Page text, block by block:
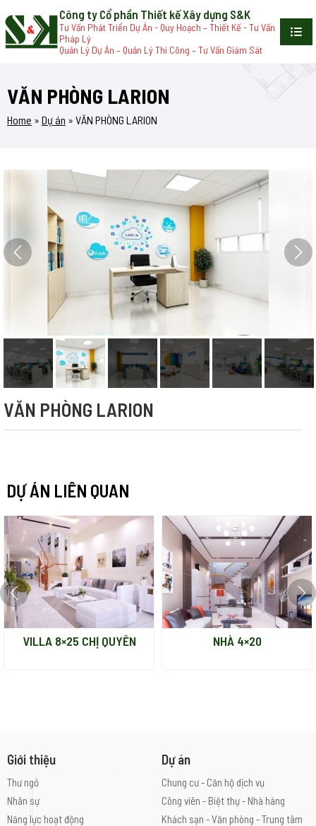
Công ty Cổ phần Thiết kế Xây dựng S&K
Tư Vấn Phát Triển Dự Án - Quy Hoạch – Thiết Kế - Tư Vấn
Pháp Lý
Quản Lý Dự Án – Quản Lý Thi Công – Tư Vấn Giám Sát
VĂN PHÒNG LARION
Home » Dự án » VĂN PHÒNG LARION
VĂN PHÒNG LARION
DỰ ÁN LIÊN QUAN
VILLA 8×25 CHỊ QUYÊN NHÀ 4×20
Giới thiệu
Thư ngỏ
Nhân sự
Năng lực hoạt động
Dự án
Chung cư - Căn hộ dịch vụ
Công viên - Biệt thự - Nhà hàng
Khách sạn - Văn phòng - Trung tâm